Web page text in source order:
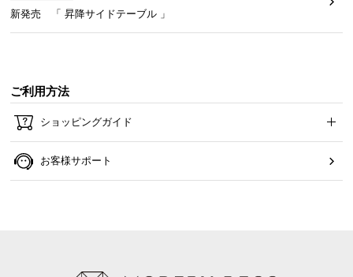
新発売 「 昇降サイドテーブル 」
ご利用方法
ショッピングガイド
お客様サポート